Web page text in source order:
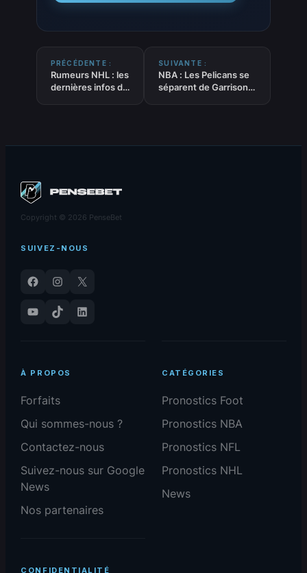
PRÉCÉDENTE :
Rumeurs NHL : les
dernières infos de
SUIVANTE :
NBA : Les Pelicans se
séparent de Garrison
Copyright © 2026 PenseBet
SUIVEZ-NOUS
Facebook Instagram
X
YouTube
TikTok LinkedIn
À PROPOS
Forfaits
Qui sommes-nous ?
Contactez-nous
Suivez-nous sur Google
News
Nos partenaires
CATÉGORIES
Pronostics Foot
Pronostics NBA
Pronostics NFL
Pronostics NHL
News
CONFIDENTIALITÉ